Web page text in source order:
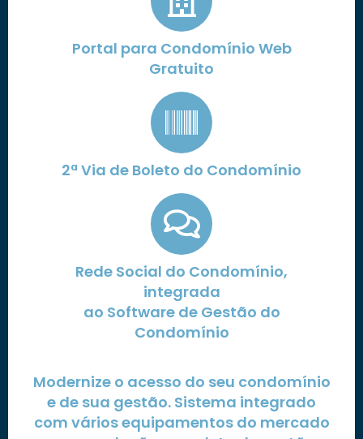
Portal para Condomínio Web
Gratuito
2ª Via de Boleto do Condomínio
Rede Social do Condomínio,
integrada
ao Software de Gestão do
Condomínio
Modernize o acesso do seu condomínio
e de sua gestão. Sistema integrado
com vários equipamentos do mercado